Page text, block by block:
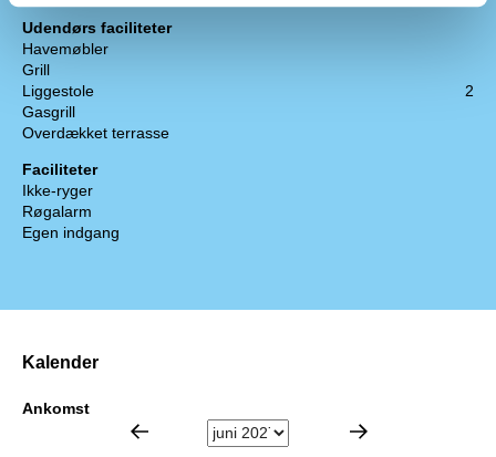
Udendørs faciliteter
Havemøbler
Grill
Liggestole
2
Gasgrill
Overdækket terrasse
Faciliteter
Ikke-ryger
Røgalarm
Egen indgang
Kalender
Ankomst